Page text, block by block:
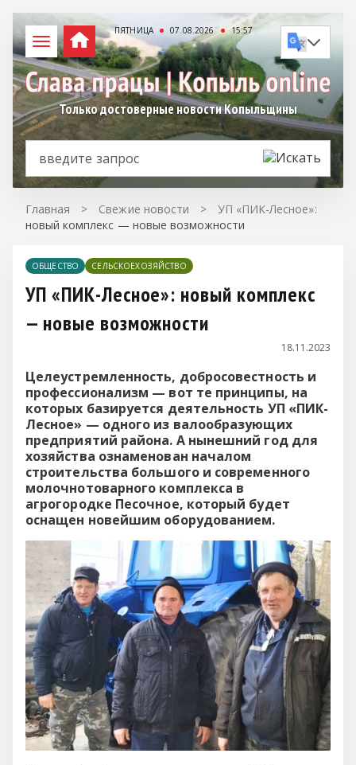
ПЯТНИЦА 07.08.2026 15:57
Только достоверные новости Копыльщины
Главная > Свежие новости >
УП «ПИК-Лесное»:
новый комплекс — новые возможности
ОБЩЕСТВО СЕЛЬСКОЕХОЗЯЙСТВО
УП «ПИК-Лесное»: новый комплекс
— новые возможности
18.11.2023
Целеустремленность, добросовестность и
профессионализм — вот те принципы, на
которых базируется деятельность УП «ПИК-
Лесное» — одного из валообразующих
предприятий района. А нынешний год для
хозяйства ознаменован началом
строительства большого и современного
молочнотоварного комплекса в
агрогородке Песочное, который будет
оснащен новейшим оборудованием.